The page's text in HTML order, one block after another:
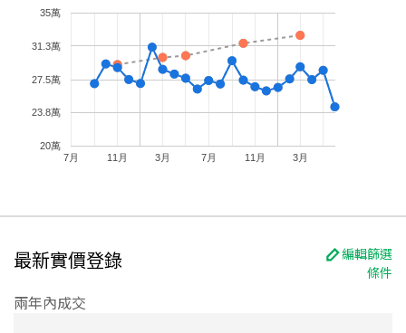
7月 11月 3月 7月 11月 3月
20萬
23.8萬
27.5萬
31.3萬
35萬
最新實價登錄
編輯篩選
條件
兩年內成交